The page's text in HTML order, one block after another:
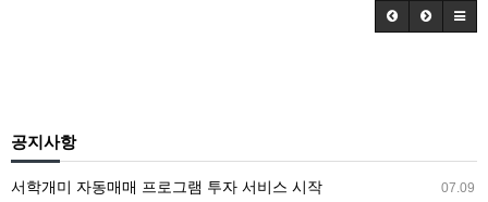
공지사항
07.09
서학개미 자동매매 프로그램 투자 서비스 시작